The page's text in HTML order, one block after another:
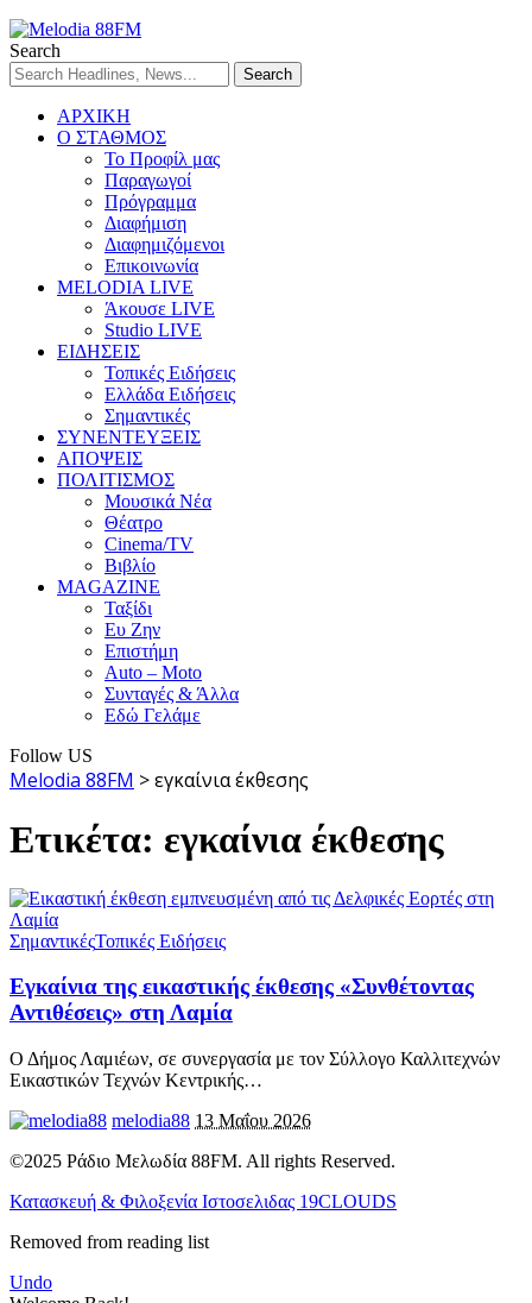
Search
ΑΡΧΙΚΗ
Ο ΣΤΑΘΜΟΣ
Το Προφίλ μας
Παραγωγοί
Πρόγραμμα
Διαφήμιση
Διαφημιζόμενοι
Επικοινωνία
MELODIA LIVE
Άκουσε LIVE
Studio LIVE
ΕΙΔΗΣΕΙΣ
Τοπικές Ειδήσεις
Ελλάδα Ειδήσεις
Σημαντικές
ΣΥΝΕΝΤΕΥΞΕΙΣ
ΑΠΟΨΕΙΣ
ΠΟΛΙΤΙΣΜΟΣ
Μουσικά Νέα
Θέατρο
Cinema/TV
Βιβλίο
MAGAZINE
Ταξίδι
Ευ Ζην
Επιστήμη
Auto – Moto
Συνταγές & Άλλα
Εδώ Γελάμε
Follow US
Melodia 88FM >εγκαίνια έκθεσης
Ετικέτα: εγκαίνια έκθεσης
ΣημαντικέςΤοπικές Ειδήσεις
Εγκαίνια της εικαστικής έκθεσης «Συνθέτοντας
Αντιθέσεις» στη Λαμία
Ο Δήμος Λαμιέων, σε συνεργασία με τον Σύλλογο Καλλιτεχνών
Εικαστικών Τεχνών Κεντρικής…
melodia88 13 Μαΐου 2026
©2025 Ράδιο Μελωδία 88FM. All rights Reserved.
Κατασκευή & Φιλοξενία Ιστοσελιδας 19CLOUDS
Removed from reading list
Undo